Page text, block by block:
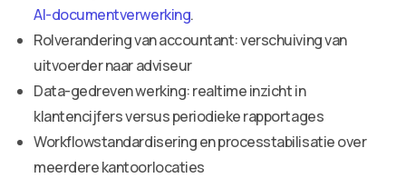
AI-documentverwerking.
Rolverandering van accountant: verschuiving van
uitvoerder naar adviseur
Data-gedreven werking: realtime inzicht in
klantencijfers versus periodieke rapportages
Workflowstandardisering en processtabilisatie over
meerdere kantoorlocaties